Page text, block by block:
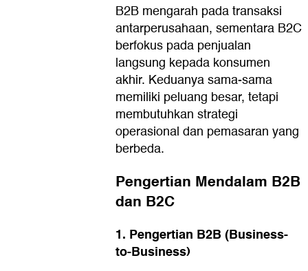
B2B mengarah pada transaksi
antarperusahaan, sementara B2C
berfokus pada penjualan
langsung kepada konsumen
akhir. Keduanya sama-sama
memiliki peluang besar, tetapi
membutuhkan strategi
operasional dan pemasaran yang
berbeda.
Pengertian Mendalam B2B
dan B2C
1. Pengertian B2B (Business-
to-Business)